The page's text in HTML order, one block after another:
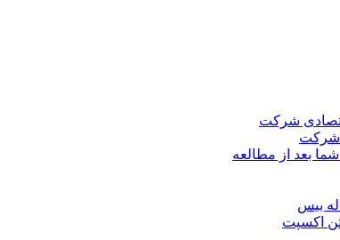
شرکت
شرکت
بعد از مطالعه
بیس